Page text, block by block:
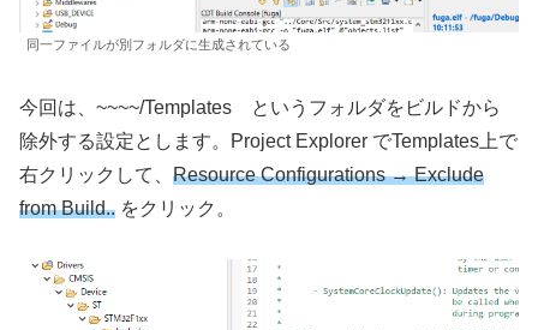
同一ファイルが別フォルダに生成されている
今回は、~~~~/Templates というフォルダをビルドから
除外する設定とします。Project Explorer でTemplates上で
右クリックして、 Resource Configurations → Exclude
from Build.. をクリック。